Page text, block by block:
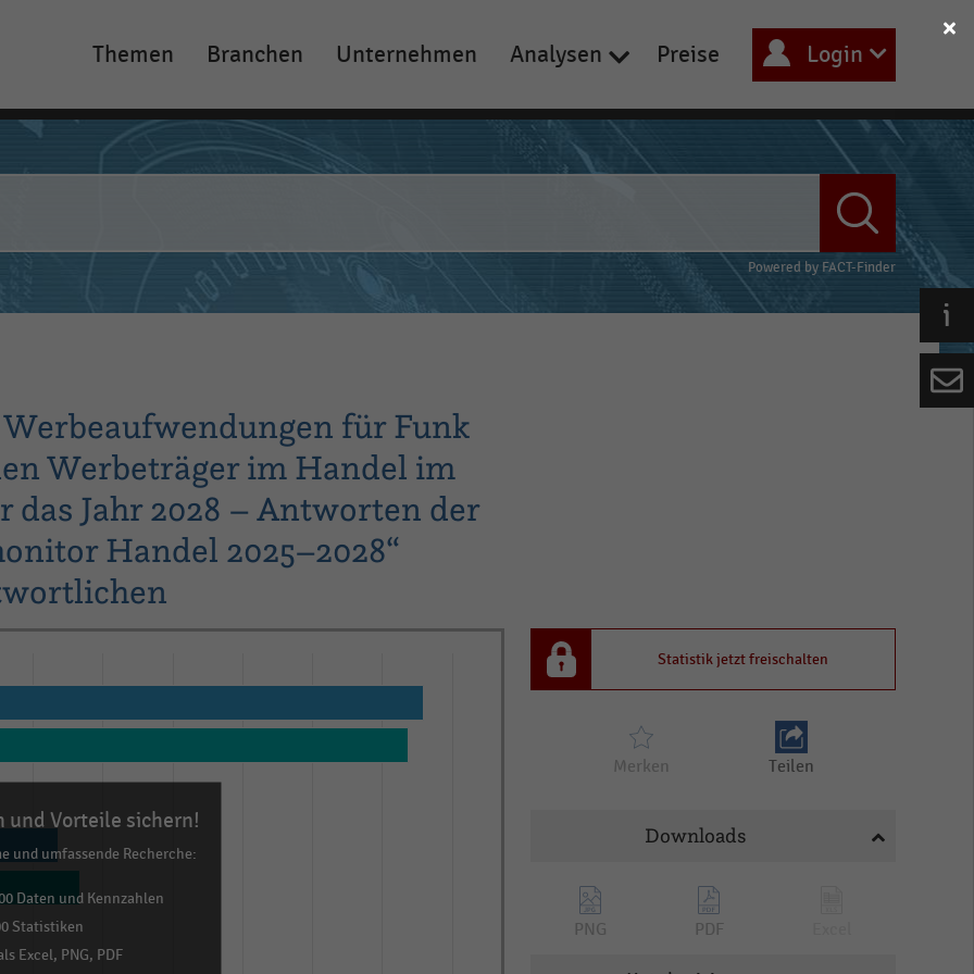
Main
navigation
Themen Branchen Unternehmen Analysen Preise Login
Powered by FACT-Finder
für Funk
Werbeträger im Handel im
das Jahr 2028 – Antworten der
Handel 2025–2028“
und Vorteile sichern!
und umfassende Recherche:
Daten und Kennzahlen
Statistiken
Excel, PNG, PDF
Statistik jetzt freischalten
Merken Teilen
Downloads
PNG PDF